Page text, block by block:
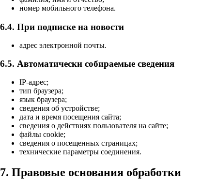
номер мобильного телефона.
6.4. При подписке на новости
адрес электронной почты.
6.5. Автоматически собираемые сведения
IP-адрес;
тип браузера;
язык браузера;
сведения об устройстве;
дата и время посещения сайта;
сведения о действиях пользователя на сайте;
файлы cookie;
сведения о посещенных страницах;
технические параметры соединения.
7. Правовые основания обработки